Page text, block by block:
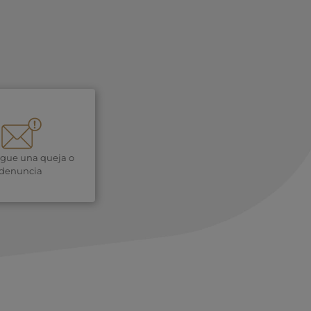
una queja o